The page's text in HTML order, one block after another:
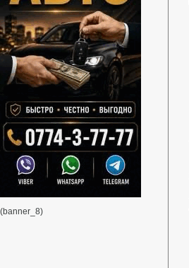
(banner_8)